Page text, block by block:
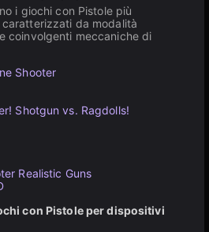
i giochi con Pistole più
da modalità
coinvolgenti meccaniche di
Shooter
Shotgun vs. Ragdolls!
Realistic Guns
con Pistole per dispositivi